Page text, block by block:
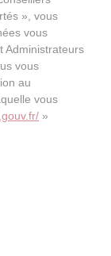
», vous
vous
Administrateurs
vous
au
vous
»